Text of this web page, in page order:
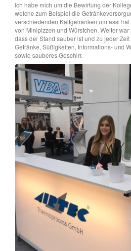
Ich habe mich um die Bewirtung der
welche zum Beispiel die
verschiedenden Kaltgetränken umfasst
von Minipizzen und Würstchen. Weiter
dass der Stand sauber ist und zu jeder
Getränke, Süßigkeiten, Informations- und
sowie sauberes Geschirr.